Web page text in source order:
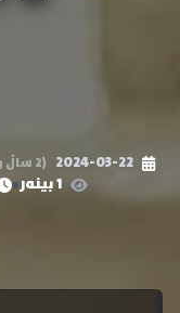
2024-03-22 (2 ساڵ و 4 مانگ و 18 ڕۆژ لەمەوبەر دەرچووە)
1 بینەر